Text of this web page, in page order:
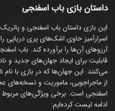
داستان بازی باب اسفنجی
این بازی داستان باب اسفنجی و
اسرارآمیز حاوی اشک‌های پری دریایی
آرزوهای آن‌ها را برآورده کند. باب
قابلیت برای ایجاد جهان‌های جدید و
از ماجراجویی، ماموریت و نسخه‌های
اسفنجی است. برخی ویژگی‌های مربوط
ادامه لیست کرده‌ایم: